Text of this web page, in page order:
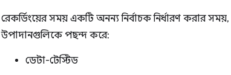
রেকর্ডিংয়ের সময় একটি অনন্য নির্বাচক নির্ধারণ করার সময়,
উপাদানগুলিকে পছন্দ করে:
ডেটা-টেস্টিড